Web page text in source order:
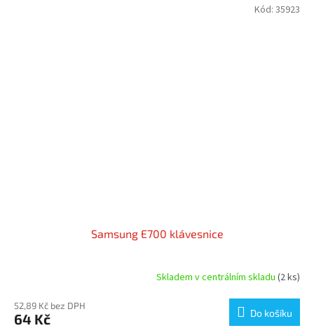
Samsung E700 klávesnice
Skladem v centrálním skladu (2 ks)
52,89 Kč bez DPH
64 Kč Do košíku
Kód: 35923